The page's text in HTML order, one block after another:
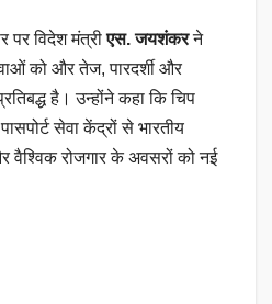
पर विदेश मंत्रीएस. जयशंकरने
को और तेज, पारदर्शी और
है। उन्होंने कहा कि चिप
सेवा केंद्रों से भारतीय
वैश्विक रोजगार के अवसरों को नई